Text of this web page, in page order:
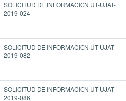
SOLICITUD DE INFORMACION UT-UJAT-
2019-024
SOLICITUD DE INFORMACION UT-UJAT-
2019-082
SOLICITUD DE INFORMACION UT-UJAT-
2019-086